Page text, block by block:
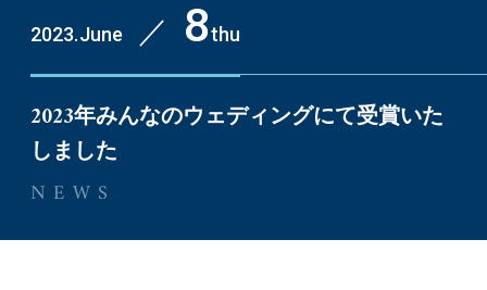
2023.June ／ 8thu
2023年みんなのウェディングにて受賞いた
しました
NEWS